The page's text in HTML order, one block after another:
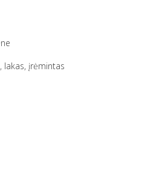
lakas, įrėmintas